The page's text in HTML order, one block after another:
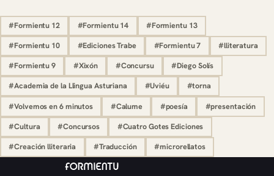
#Formientu 12 #Formientu 14 #Formientu 13
#Formientu 10 #Ediciones Trabe #Formientu 7 #lliteratura
#Formientu 9 #Xixón #Concursu #Diego Solís
#Academia de la Llingua Asturiana #Uviéu #torna
#Volvemos en 6 minutos #Calume #poesía #presentación
#Cultura #Concursos #Cuatro Gotes Ediciones
#Creación lliteraria #Traducción #microrellatos